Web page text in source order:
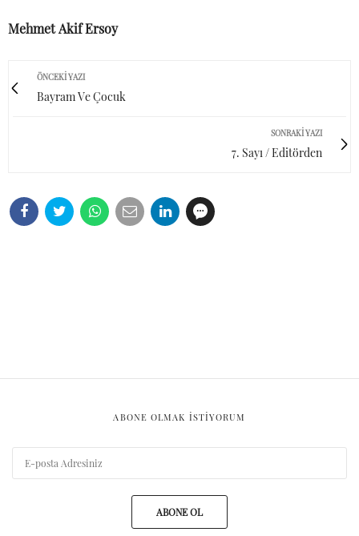
Mehmet Akif Ersoy
ÖNCEKI YAZI
Bayram Ve Çocuk
SONRAKI YAZI
7. Sayı / Editörden
ABONE OLMAK ISTIYORUM
ABONE OL